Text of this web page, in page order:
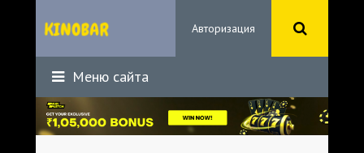
Авторизация
Меню сайта